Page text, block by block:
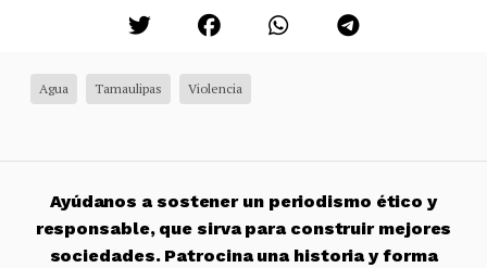
Agua Tamaulipas Violencia
Ayúdanos a sostener un periodismo ético y
responsable, que sirva para construir mejores
sociedades. Patrocina una historia y forma